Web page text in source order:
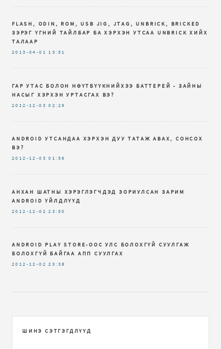
FLASH, ODIN, ROM, USB JIG, JTAG, UNBRICK, BRICKED
ЗЭРЭГ ҮГНИЙ ТАЙЛБАР БА ХЭРХЭН УТСАА UNBRICK ХИЙХ
ТАЛААР
2013-04-01 13:51
ГАР УТАС БОЛОН НӨҮТБҮҮКНИЙХЭЭ БАТТЕРЕЙ - ЗАЙНЫ
НАСЫГ ХЭРХЭН УРТАСГАХ ВЭ?
2012-12-03 02:29
ANDROID УТСАНДАА ХЭРХЭН ДУУ ТАТАЖ АВАХ, СОНСОХ
ВЭ?
2012-12-03 01:56
АНХАН ШАТНЫ ХЭРЭГЛЭГЧДЭД ЗОРИУЛСАН ЗАРИМ
ANDROID ҮЙЛДЛҮҮД
2012-12-02 23:50
ANDROID PLAY STORE-ООС УЛС БОЛОХГҮЙ СУУЛГАЖ
БОЛОХГҮЙ БАЙГАА АПП СУУЛГАХ
2012-12-02 23:38
ШИНЭ СЭТГЭГДЛҮҮД